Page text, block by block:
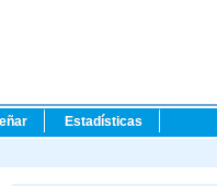
Estadísticas